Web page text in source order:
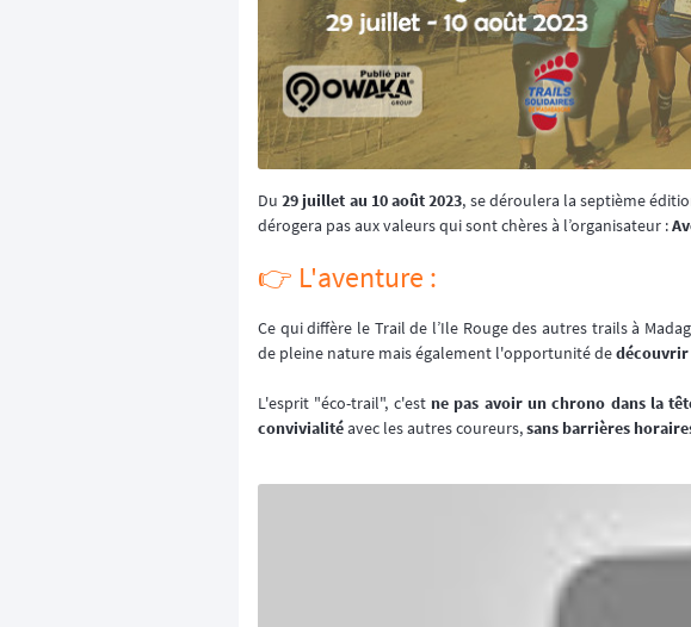
Du29 juillet au 10 août 2023, se déroulera la septième
dérogera pas aux valeurs qui sont chères à l’organisateur :
👉️ L'aventure :
Ce qui diffère le Trail de l’Ile Rouge des autres trails à
de pleine nature mais également l'opportunité dedécouvrir
L'esprit "éco-trail", c'est ne pas avoir un chrono dans la
convivialitéavec les autres coureurs,sans barrières